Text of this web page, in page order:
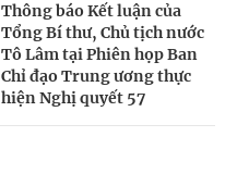
Thông báo Kết luận của
Tổng Bí thư, Chủ tịch nước
Tô Lâm tại Phiên họp Ban
Chỉ đạo Trung ương thực
hiện Nghị quyết 57